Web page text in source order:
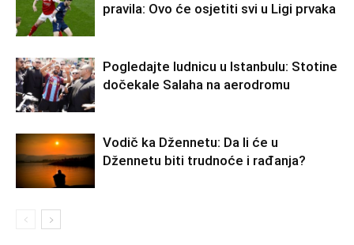
pravila: Ovo će osjetiti svi u Ligi prvaka
Pogledajte ludnicu u Istanbulu: Stotine
dočekale Salaha na aerodromu
Vodič ka Džennetu: Da li će u
Džennetu biti trudnoće i rađanja?